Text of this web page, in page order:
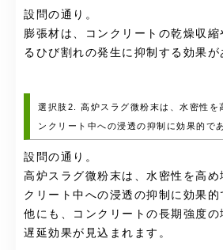
設問の通り。
膨張材は、コンクリートの乾燥収
るひび割れの発生に抑制する効果が
選択肢2. 高炉スラグ微粉末は、水密性を
ンクリート中への浸透の抑制に効果的で
設問の通り。
高炉スラグ微粉末は、水密性を高め
クリート中への浸透の抑制に効果的
他にも、コンクリートの長期強度
遅延効果が見込まれます。